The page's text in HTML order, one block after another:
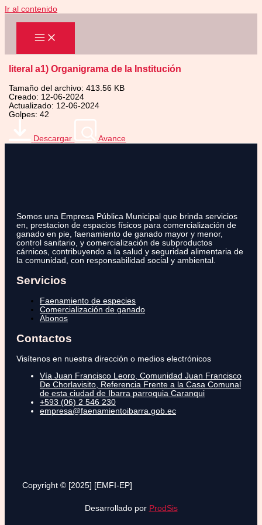
Ir al contenido
literal a1) Organigrama de la Institución
Tamaño del archivo: 413.56 KB
Creado: 12-06-2024
Actualizado: 12-06-2024
Golpes: 42
Descargar Avance
Somos una Empresa Pública Municipal que brinda servicios
en, prestacion de espacios físicos para comercialización de
ganado en pie, faenamiento de ganado mayor y menor,
control sanitario, y comercialización de subproductos
cárnicos, contribuyendo a la salud y seguridad alimentaria de
la comunidad, con responsabilidad social y ambiental.
Servicios
Faenamiento de especies
Comercialización de ganado
Abonos
Contactos
Visítenos en nuestra dirección o medios electrónicos
Vía Juan Francisco Leoro, Comunidad Juan Francisco
De Chorlavisito, Referencia Frente a la Casa Comunal
de esta ciudad de Ibarra parroquia Caranqui
+593 (06) 2 546 230
empresa@faenamientoibarra.gob.ec
Copyright © [2025] [EMFI-EP]
Desarrollado por ProdSis